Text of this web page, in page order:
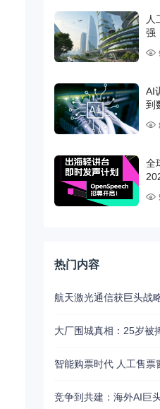
人
强
AI
到
全
热门内容
智能购票时代 人工售票
竞争到共建：海外AI巨